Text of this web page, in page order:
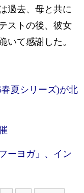
過去、母と共に
ストの後、彼女
いて感謝した。
夏シリーズ)が北
ーヨガ」、イン